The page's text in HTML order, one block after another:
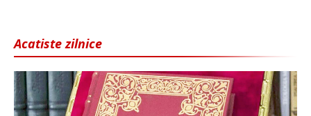
Acatiste zilnice